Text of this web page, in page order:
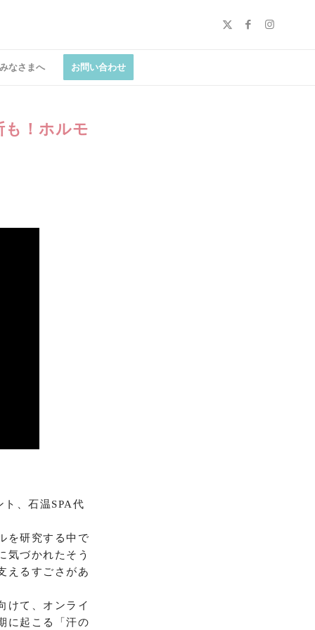
なさまへ お問い合わせ
も！ホルモ
、石温SPA代
を研究する中で
気づかれたそう
えるすごさがあ
けて、オンライ
に起こる「汗の